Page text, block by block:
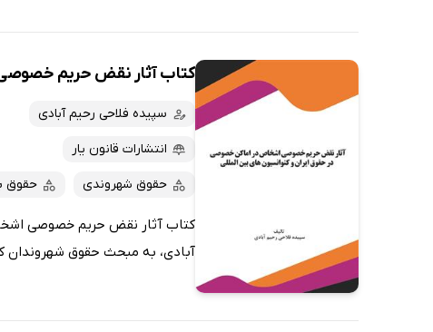
کتاب آثار نقض حریم
سپیده فلاحی رحیم آبادی
انتشارات قانون یار
حقوق شهروندی حقوق
کتاب آثار نقض حریم خصوصی
آبادی، به مبحث حقوق